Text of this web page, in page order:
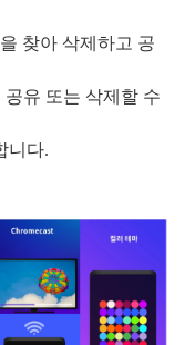
찾아 삭제하고 공
유 또는 삭제할 수
니다.